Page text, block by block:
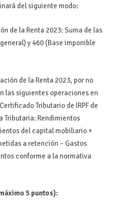
del siguiente modo:
de la Renta 2023: Suma de las
y 460 (Base imponible
de la Renta 2023, por no
las siguientes operaciones en
Tributario de IRPF de
Tributaria: Rendimientos
del capital mobiliario +
a retención – Gastos
conforme a la normativa
5 puntos):